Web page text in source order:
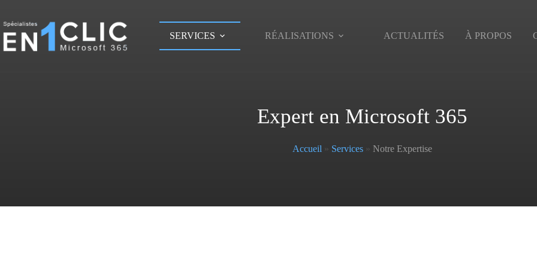
SERVICES RÉALISATIONS ACTUALITÉS À PROPOS
Expert en Microsoft 365
Accueil » Services »Notre Expertise